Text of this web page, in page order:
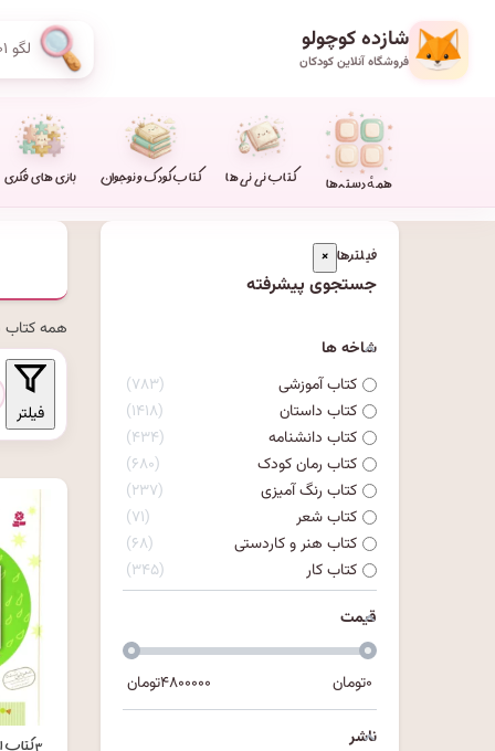
شازده کوچولو
فروشگاه آنلاین کودکان
همهٔ دسته‌ها کتاب نی نی ها کتاب کودک و نوجوان بازی های فکری
فیلترها ×
جستجوی پیشرفته
شاخه ها
کتاب آموزشی
۷۸۳
کتاب داستان
۱۴۱۸
کتاب دانشنامه
۴۳۴
کتاب رمان کودک
۶۸۰
کتاب رنگ آمیزی
۲۳۷
کتاب شعر
۷۱
کتاب هنر و کاردستی
۶۸
کتاب کار
۳۴۵
قیمت
۰تومان ۴۸۰۰۰۰۰تومان
ناشر
همهکتاب
فیلتر